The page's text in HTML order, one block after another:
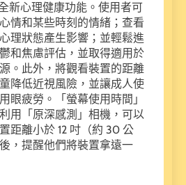
新心理健康功能。使用者可
情和某些時刻的情緒；查看
理狀態產生影響；並輕鬆進
和焦慮評估，並取得適用於
。此外，將觀看裝置的距離
降低近視風險，並讓成人使
眼疲勞。「螢幕使用時間」
用「原深感測」相機，可以
距離小於 12 吋（約 30 公
，提醒他們將裝置拿遠一